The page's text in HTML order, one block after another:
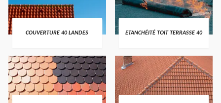
COUVERTURE 40 LANDES ETANCHÉITÉ TOIT TERRASSE 40